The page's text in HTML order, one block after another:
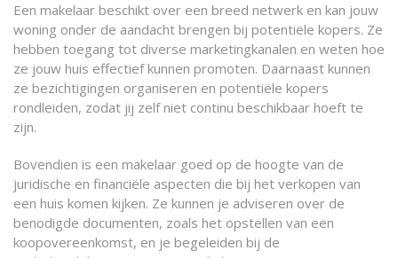
Een makelaar beschikt over een breed netwerk en kan jouw
woning onder de aandacht brengen bij potentiële kopers. Ze
hebben toegang tot diverse marketingkanalen en weten hoe
ze jouw huis effectief kunnen promoten. Daarnaast kunnen
ze bezichtigingen organiseren en potentiële kopers
rondleiden, zodat jij zelf niet continu beschikbaar hoeft te
zijn.
Bovendien is een makelaar goed op de hoogte van de
juridische en financiële aspecten die bij het verkopen van
een huis komen kijken. Ze kunnen je adviseren over de
benodigde documenten, zoals het opstellen van een
koopovereenkomst, en je begeleiden bij de